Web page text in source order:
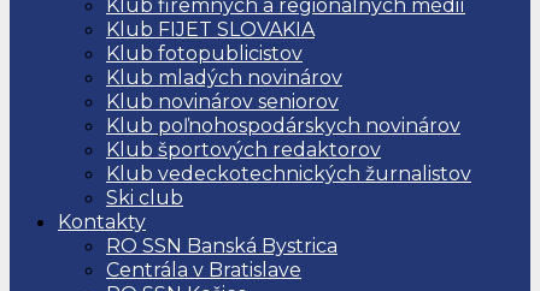
Klub firemných a regionálnych médií
Klub FIJET SLOVAKIA
Klub fotopublicistov
Klub mladých novinárov
Klub novinárov seniorov
Klub poľnohospodárskych novinárov
Klub športových redaktorov
Klub vedeckotechnických žurnalistov
Ski club
Kontakty
RO SSN Banská Bystrica
Centrála v Bratislave